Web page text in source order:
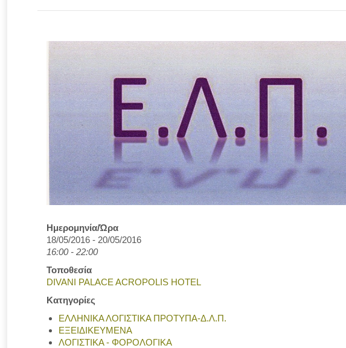
Ημερομηνία/Ώρα
18/05/2016 - 20/05/2016
16:00 - 22:00
Τοποθεσία
DIVANI PALACE ACROPOLIS HOTEL
Κατηγορίες
ΕΛΛΗΝΙΚΑ ΛΟΓΙΣΤΙΚΑ ΠΡΟΤΥΠΑ-Δ.Λ.Π.
ΕΞΕΙΔΙΚΕΥΜΕΝΑ
ΛΟΓΙΣΤΙΚΑ - ΦΟΡΟΛΟΓΙΚΑ